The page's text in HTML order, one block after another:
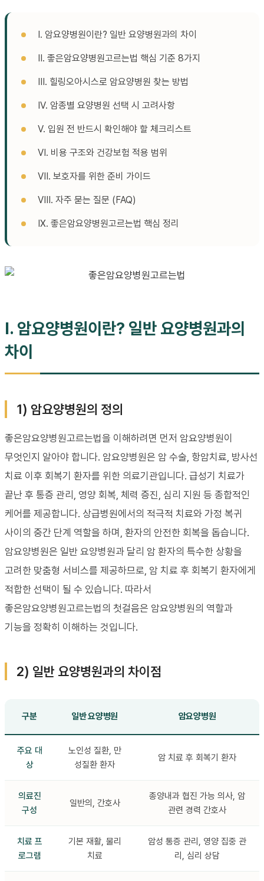
I. 암요양병원이란? 일반 요양병원과의 차이
II. 좋은암요양병원고르는법 핵심 기준 8가지
III. 힐링오아시스로 암요양병원 찾는 방법
IV. 암종별 요양병원 선택 시 고려사항
V. 입원 전 반드시 확인해야 할 체크리스트
VI. 비용 구조와 건강보험 적용 범위
VII. 보호자를 위한 준비 가이드
VIII. 자주 묻는 질문 (FAQ)
IX. 좋은암요양병원고르는법 핵심 정리
I. 암요양병원이란? 일반 요양병원과의
차이
1) 암요양병원의 정의
좋은암요양병원고르는법을 이해하려면 먼저 암요양병원이
무엇인지 알아야 합니다. 암요양병원은 암 수술, 항암치료, 방사선
치료 이후 회복기 환자를 위한 의료기관입니다. 급성기 치료가
끝난 후 통증 관리, 영양 회복, 체력 증진, 심리 지원 등 종합적인
케어를 제공합니다. 상급병원에서의 적극적 치료와 가정 복귀
사이의 중간 단계 역할을 하며, 환자의 안전한 회복을 돕습니다.
암요양병원은 일반 요양병원과 달리 암 환자의 특수한 상황을
고려한 맞춤형 서비스를 제공하므로, 암 치료 후 회복기 환자에게
적합한 선택이 될 수 있습니다. 따라서
좋은암요양병원고르는법의 첫걸음은 암요양병원의 역할과
기능을 정확히 이해하는 것입니다.
2) 일반 요양병원과의 차이점
구분 일반 요양병원 암요양병원
주요 대
상
노인성 질환, 만
성질환 환자
암 치료 후 회복기 환자
의료진
구성
일반의, 간호사
종양내과 협진 가능 의사, 암
관련 경력 간호사
치료 프
로그램
기본 재활, 물리
치료
암성 통증 관리, 영양 집중 관
리, 심리 상담